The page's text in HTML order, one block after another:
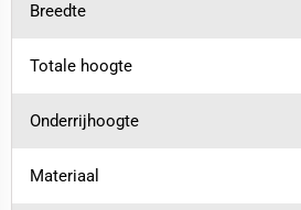
Breedte
Totale hoogte
Onderrijhoogte
Materiaal